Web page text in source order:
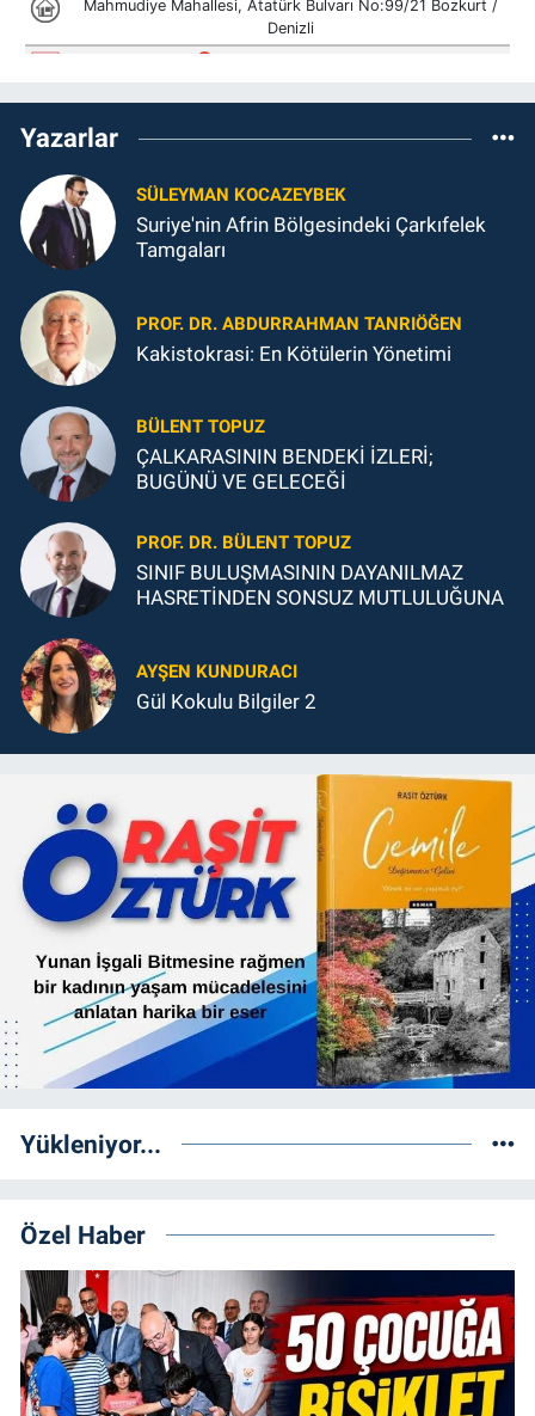
Yazarlar
SÜLEYMAN KOCAZEYBEK
Suriye'nin Afrin Bölgesindeki Çarkıfelek
Tamgaları
PROF. DR. ABDURRAHMAN TANRIÖĞEN
Kakistokrasi: En Kötülerin Yönetimi
BÜLENT TOPUZ
ÇALKARASININ BENDEKİ İZLERİ;
BUGÜNÜ VE GELECEĞİ
PROF. DR. BÜLENT TOPUZ
SINIF BULUŞMASININ DAYANILMAZ
HASRETİNDEN SONSUZ MUTLULUĞUNA
AYŞEN KUNDURACI
Gül Kokulu Bilgiler 2
Yükleniyor...
Özel Haber